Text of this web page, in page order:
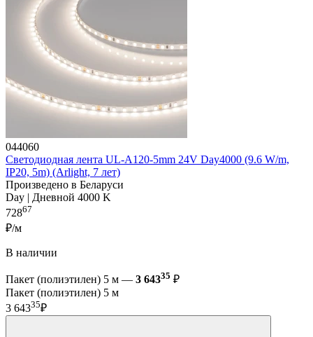
044060
Светодиодная лента UL-A120-5mm 24V Day4000 (9.6 W/m,
IP20, 5m) (Arlight, 7 лет)
Произведено в Беларуси
Day | Дневной 4000 K
72867
₽/м
В наличии
Пакет (полиэтилен) 5 м — 3 64335 ₽
Пакет (полиэтилен) 5 м
3 64335₽